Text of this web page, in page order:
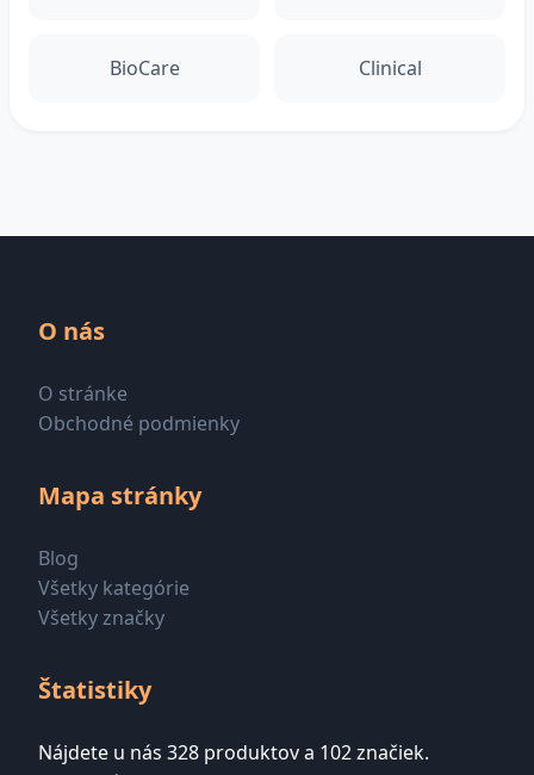
BioCare Clinical
O nás
O stránke
Obchodné podmienky
Mapa stránky
Blog
Všetky kategórie
Všetky značky
Štatistiky
Nájdete u nás 328 produktov a 102 značiek.